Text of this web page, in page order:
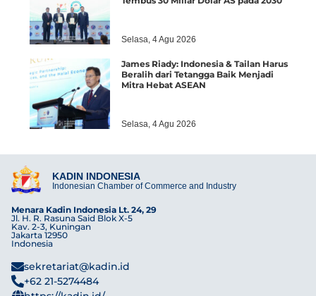
Selasa, 4 Agu 2026
James Riady: Indonesia & Tailan Harus
Beralih dari Tetangga Baik Menjadi
Mitra Hebat ASEAN
Selasa, 4 Agu 2026
KADIN INDONESIA
Indonesian Chamber of Commerce and Industry
Menara Kadin Indonesia Lt. 24, 29
Jl. H. R. Rasuna Said Blok X-5
Kav. 2-3, Kuningan
Jakarta 12950
Indonesia
sekretariat@kadin.id
+62 21-5274484